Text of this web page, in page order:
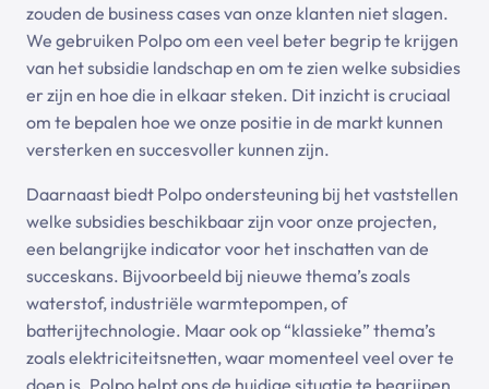
zouden de business cases van onze klanten niet slagen.
We gebruiken Polpo om een veel beter begrip te krijgen
van het subsidie landschap en om te zien welke subsidies
er zijn en hoe die in elkaar steken. Dit inzicht is cruciaal
om te bepalen hoe we onze positie in de markt kunnen
versterken en succesvoller kunnen zijn.
Daarnaast biedt Polpo ondersteuning bij het vaststellen
welke subsidies beschikbaar zijn voor onze projecten,
een belangrijke indicator voor het inschatten van de
succeskans. Bijvoorbeeld bij nieuwe thema’s zoals
waterstof, industriële warmtepompen, of
batterijtechnologie. Maar ook op “klassieke” thema’s
zoals elektriciteitsnetten, waar momenteel veel over te
doen is. Polpo helpt ons de huidige situatie te begrijpen